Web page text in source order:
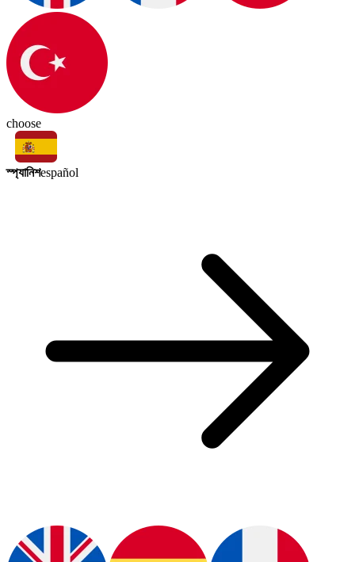
choose
স্প্যানিশespañol